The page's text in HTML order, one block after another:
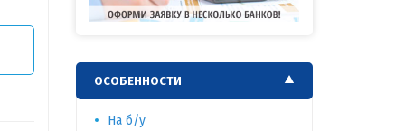
ОСОБЕННОСТИ
На б/у